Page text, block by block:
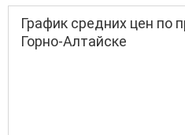
График средних цен по
Горно-Алтайске